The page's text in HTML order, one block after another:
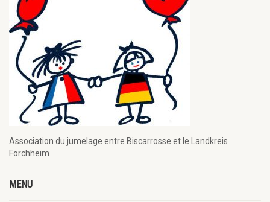
Association du jumelage entre Biscarrosse et le Landkreis
Forchheim
MENU